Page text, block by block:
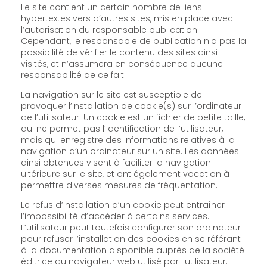
Le site contient un certain nombre de liens
hypertextes vers d’autres sites, mis en place avec
l’autorisation du responsable publication.
Cependant, le responsable de publication n'a pas la
possibilité de vérifier le contenu des sites ainsi
visités, et n’assumera en conséquence aucune
responsabilité de ce fait.
La navigation sur le site est susceptible de
provoquer l’installation de cookie(s) sur l’ordinateur
de l’utilisateur. Un cookie est un fichier de petite taille,
qui ne permet pas l’identification de l’utilisateur,
mais qui enregistre des informations relatives à la
navigation d’un ordinateur sur un site. Les données
ainsi obtenues visent à faciliter la navigation
ultérieure sur le site, et ont également vocation à
permettre diverses mesures de fréquentation.
Le refus d’installation d’un cookie peut entraîner
l’impossibilité d’accéder à certains services.
L’utilisateur peut toutefois configurer son ordinateur
pour refuser l’installation des cookies en se référant
à la documentation disponible auprès de la société
éditrice du navigateur web utilisé par l'utilisateur.